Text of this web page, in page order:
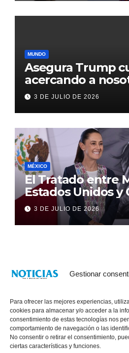
Gestionar
Para ofrecer las mejores experiencias,
cookies para almacenar y/o acceder a la
consentimiento de estas tecnologías nos
comportamiento de navegación o las
No consentir o retirar el consentimiento,
ciertas características y funciones.
MUNDO
Asegura Trump
acercando a
3 DE JULIO DE 2026
MÉXICO
El Tratado entre
Estados Unidos y
MEC) se
2036: Presidenta
Sheinbaum
3 DE JULIO DE 2026
® Derechos Reservados 2026|